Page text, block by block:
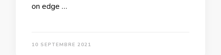
on edge …
10 SEPTEMBRE 2021